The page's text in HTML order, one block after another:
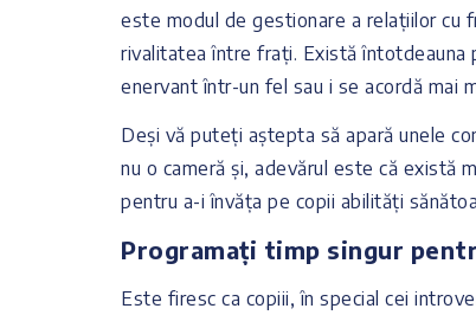
este modul de gestionare a relațiilor cu
rivalitatea între frați. Există întotdeauna
enervant într-un fel sau i se acordă mai
Deși vă puteți aștepta să apară unele
nu o cameră și, adevărul este că există
pentru a-i învăța pe copii abilități
Programați timp singur
Este firesc ca copiii, în special cei